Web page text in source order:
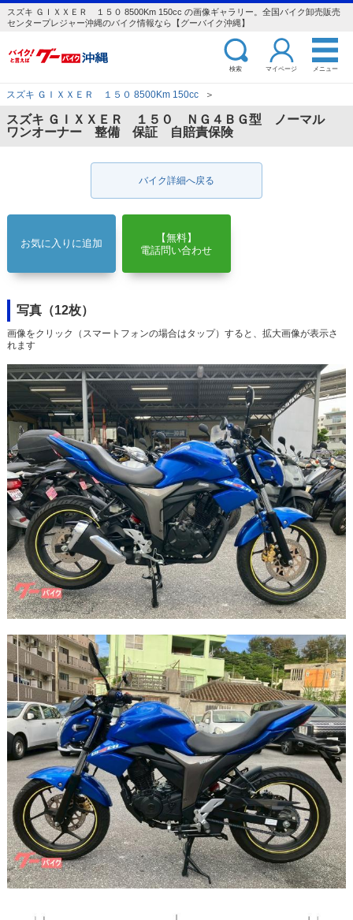
スズキ ＧＩＸＸＥＲ １５０ 8500Km 150cc の画像ギャラリー。全国バイク卸売販売
センタープレジャー沖縄のバイク情報なら【グーバイク沖縄】
検索 マイページ メニュー
スズキ ＧＩＸＸＥＲ １５０ 8500Km 150cc ＞
スズキ ＧＩＸＸＥＲ １５０ ＮＧ４ＢＧ型 ノーマル
ワンオーナー 整備 保証 自賠責保険
バイク詳細へ戻る
お気に入りに追加
【無料】
電話問い合わせ
写真（12枚）
画像をクリック（スマートフォンの場合はタップ）すると、拡大画像が表示さ
れます